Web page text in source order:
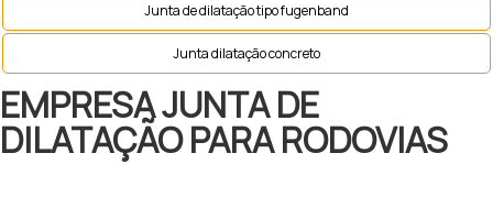
Junta de dilatação tipo fugenband
Junta dilatação concreto
EMPRESA JUNTA DE
DILATAÇÃO PARA RODOVIAS